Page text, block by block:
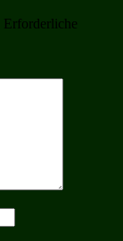
Erforderliche